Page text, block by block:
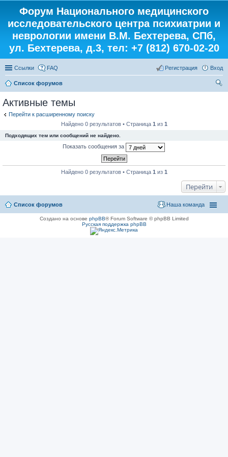
Форум Национального медицинского
исследовательского центра психиатрии и
неврологии имени В.М. Бехтерева, СПб,
ул. Бехтерева, д.3, тел: +7 (812) 670-02-20
Ссылки FAQ Вход
Регистрация
Список форумов
Активные темы
Перейти к расширенному поиску
Найдено 0 результатов • Страница 1 из 1
Подходящих тем или сообщений не найдено.
Показать сообщения за
Найдено 0 результатов • Страница 1 из 1
Перейти
Список форумов Наша команда
Создано на основе phpBB® Forum Software © phpBB Limited
Русская поддержка phpBB